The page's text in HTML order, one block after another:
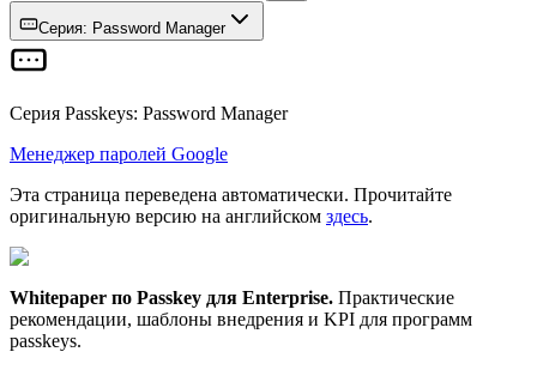
Серия: Password Manager
Серия Passkeys: Password Manager
Менеджер паролей Google
Эта страница переведена автоматически. Прочитайте
оригинальную версию на английском здесь.
Whitepaper по Passkey для Enterprise. Практические
рекомендации, шаблоны внедрения и KPI для программ
passkeys.